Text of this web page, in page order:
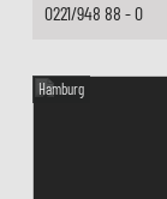
0221/948 88 - 0
Hamburg